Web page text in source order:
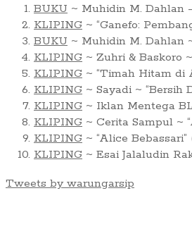
BUKU ~ Muhidin M. Dahlan
KLIPING ~ “Ganefo:
BUKU ~ Muhidin M. Dahlan
KLIPING ~ Zuhri & Baskoro
KLIPING ~ “Timah Hitam di
KLIPING ~ Sayadi ~ “Bersih
KLIPING ~ Iklan Mentega
KLIPING ~ Cerita Sampul ~
KLIPING ~ “Alice
KLIPING ~ Esai Jalaludin
Tweets by warungarsip